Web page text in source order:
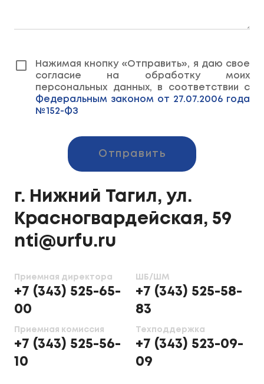
г. Нижний Тагил, ул.
Красногвардейская, 59
nti@urfu.ru
Приемная директора
+7 (343) 525-65-
00
Приемная комиссия
+7 (343) 525-56-
10
ШБ/ШМ
+7 (343) 525-58-
83
Техподдержка
+7 (343) 523-09-
09
Нажимая кнопку «Отправить», я даю свое
согласие на обработку моих
персональных данных, в соответствии с
Федеральным законом от 27.07.2006 года
№152-ФЗ
Отправить